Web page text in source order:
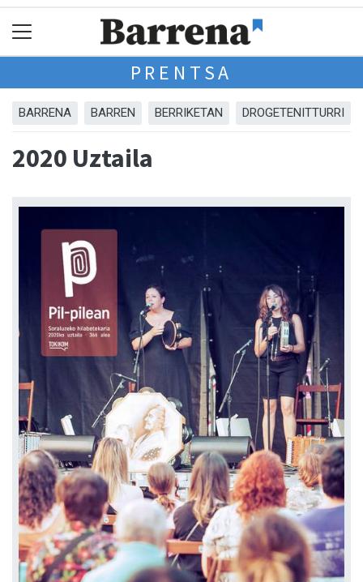
PRENTSA
BARRENA BARREN BERRIKETAN DROGETENITTURRI
2020 Uztaila